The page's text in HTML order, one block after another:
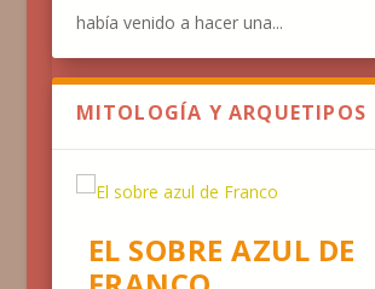
había venido a hacer una...
MITOLOGÍA Y ARQUETIPOS
EL SOBRE AZUL DE